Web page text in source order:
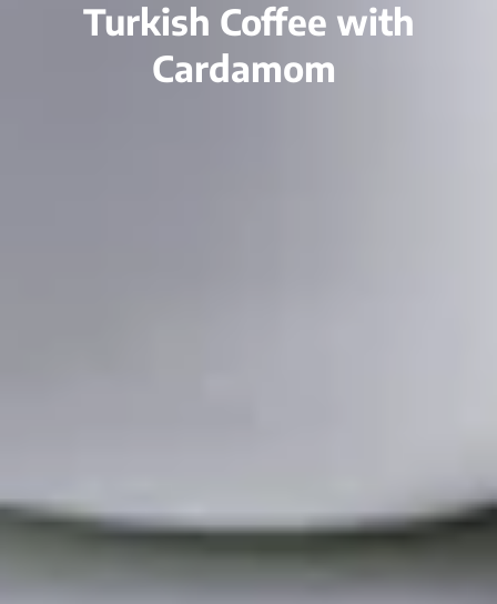
Turkish Coffee with
Cardamom